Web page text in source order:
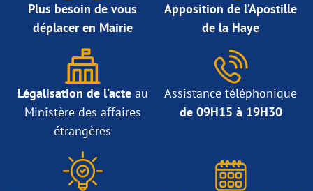
Plus besoin de vous
déplacer en Mairie
Apposition de l’Apostille
de la Haye
Légalisation de l’acteau
Ministère des affaires
étrangères
Assistance téléphonique
de 09H15 à 19H30